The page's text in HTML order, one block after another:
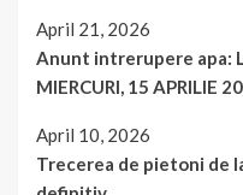
April 21, 2026
Anunt intrerupere apa:
MIERCURI, 15 APRILIE
April 10, 2026
Trecerea de pietoni de